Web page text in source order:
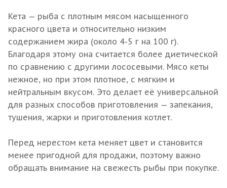
Кета — рыба с плотным мясом насыщенного
красного цвета и относительно низким
содержанием жира (около 4-5 г на 100 г).
Благодаря этому она считается более диетической
по сравнению с другими лососевыми. Мясо кеты
нежное, но при этом плотное, с мягким и
нейтральным вкусом. Это делает её универсальной
для разных способов приготовления — запекания,
тушения, жарки и приготовления котлет.
Перед нерестом кета меняет цвет и становится
менее пригодной для продажи, поэтому важно
обращать внимание на свежесть рыбы при покупке.